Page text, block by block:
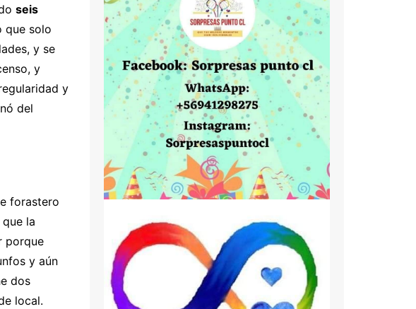
seis
que solo
y se
y
y
del
forastero
la
porque
y aún
dos
local.